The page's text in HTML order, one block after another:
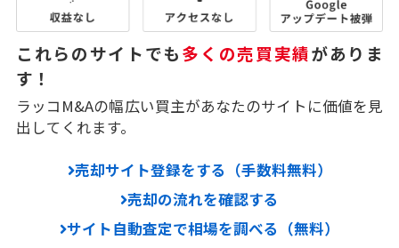
これらのサイトでも多くの売買実績がありま
す！
ラッコM&Aの幅広い買主があなたのサイトに価値を見
出してくれます。
売却サイト登録をする（手数料無料）
売却の流れを確認する
サイト自動査定で相場を調べる（無料）